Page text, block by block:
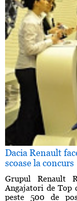
Dacia Renault
scoase la concurs
Grupul Renault
Angajatori de Top
peste 500 de